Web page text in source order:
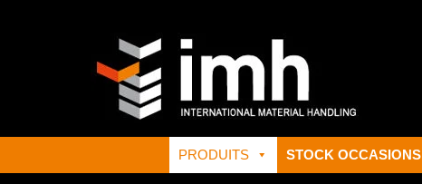
Primary Menu
PRODUITS STOCK OCCASIONS